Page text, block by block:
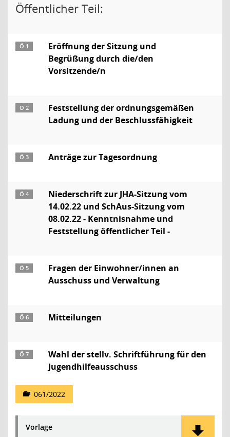
Öffentlicher Teil:
Ö 1
Eröffnung der Sitzung und
Begrüßung durch die/den
Vorsitzende/n
Ö 2
Feststellung der ordnungsgemäßen
Ladung und der Beschlussfähigkeit
Ö 3 Anträge zur Tagesordnung
Ö 4
Niederschrift zur JHA-Sitzung vom
14.02.22 und SchAus-Sitzung vom
08.02.22 - Kenntnisnahme und
Feststellung öffentlicher Teil -
Ö 5
Fragen der Einwohner/innen an
Ausschuss und Verwaltung
Ö 6 Mitteilungen
Ö 7
Wahl der stellv. Schriftführung für den
Jugendhilfeausschuss
061/2022
Vorlage